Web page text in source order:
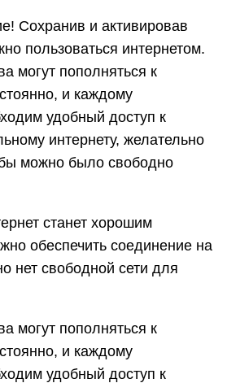
Сохранив и активировав
пользоваться интернетом.
могут пополняться к
и каждому
удобный доступ к
интернету, желательно
можно было свободно
станет хорошим
обеспечить соединение на
нет свободной сети для
могут пополняться к
и каждому
удобный доступ к